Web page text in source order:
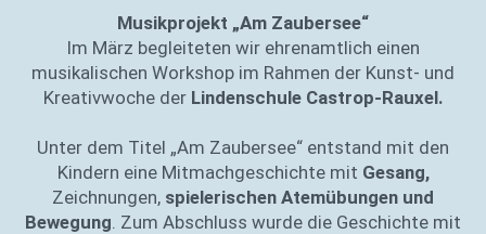
Musikprojekt „Am Zaubersee“
Im März begleiteten wir ehrenamtlich einen
musikalischen Workshop im Rahmen der Kunst- und
Kreativwoche der Lindenschule Castrop-Rauxel.
Unter dem Titel „Am Zaubersee“ entstand mit den
Kindern eine Mitmachgeschichte mit Gesang,
Zeichnungen, spielerischen Atemübungen und
Bewegung . Zum Abschluss wurde die Geschichte mit